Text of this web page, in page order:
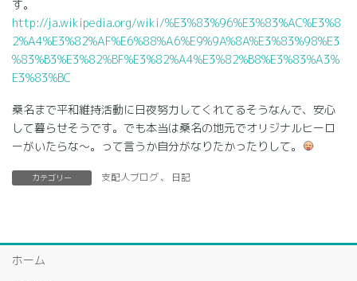
す。
http://ja.wikipedia.org/wiki/%E3%83%96%E3%83%AC%E3%8
2%A4%E3%82%AF%E6%88%A6%E9%9A%8A%E3%83%98%E3
%83%B3%E3%82%BF%E3%82%A4%E3%82%B8%E3%83%A3%
E3%83%BC
桑名まで平和維持活動に日夜努力してくれてるそうなんで、安心
して暮らせそうです。でも本当は桑名の地元でオリジナルヒーロ
ーがいたらな～。って言うか自分がなりたかったりして。
カテゴリー 支配人ブログ、 日記
ホーム